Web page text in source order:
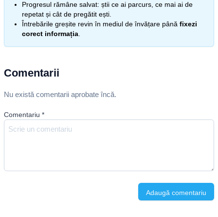
Progresul rămâne salvat: știi ce ai parcurs, ce mai ai de
repetat și cât de pregătit ești.
Întrebările greșite revin în mediul de învățare până fixezi
corect informația
Comentarii
Nu există comentarii aprobate încă.
Comentariu *
Adaugă comentariu